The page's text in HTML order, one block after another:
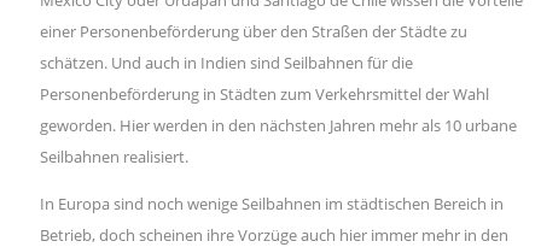
einer Personenbeförderung über den Straßen der Städte zu
schätzen. Und auch in Indien sind Seilbahnen für die
Personenbeförderung in Städten zum Verkehrsmittel der Wahl
geworden. Hier werden in den nächsten Jahren mehr als 10 urbane
Seilbahnen realisiert.
In Europa sind noch wenige Seilbahnen im städtischen Bereich in
Betrieb, doch scheinen ihre Vorzüge auch hier immer mehr in den